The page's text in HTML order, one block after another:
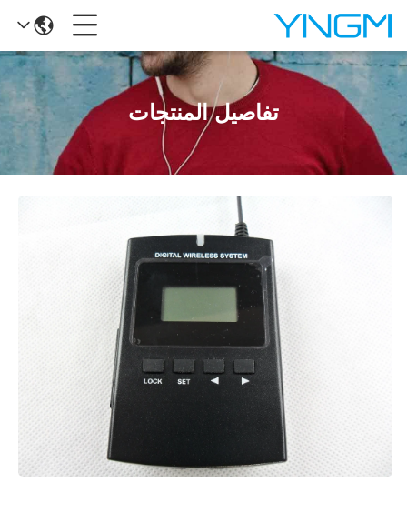
تفاصيل المنتجات